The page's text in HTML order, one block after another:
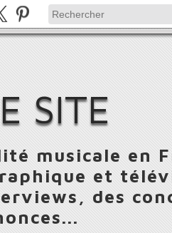
SITE
musicale en
et
des